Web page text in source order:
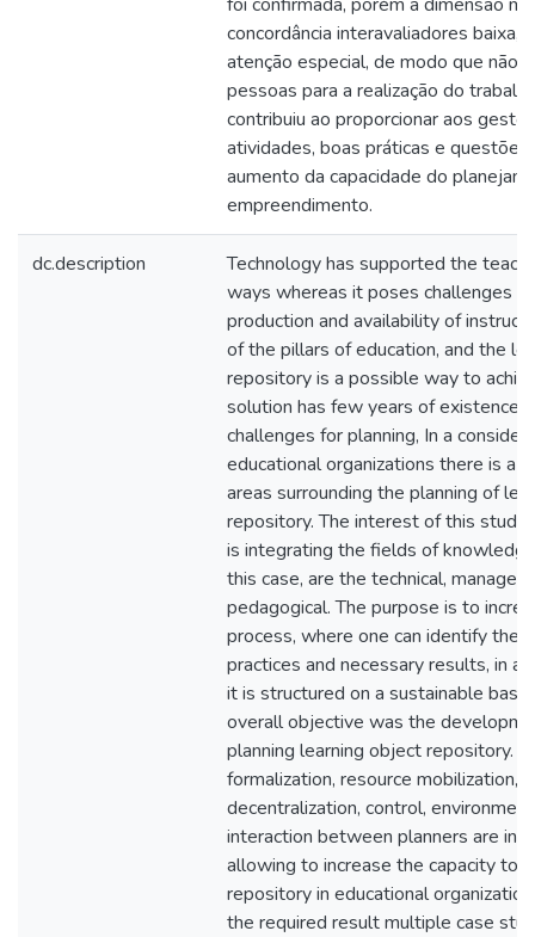
concordância interavaliadores baixa,
atenção especial, de modo que não
pessoas para a realização do
contribuiu ao proporcionar aos
atividades, boas práticas e
aumento da capacidade do
empreendimento.
dc.description
Technology has supported the
ways whereas it poses challenges
production and availability of
of the pillars of education, and the
repository is a possible way to
solution has few years of existence,
challenges for planning, In a
educational organizations there is a
areas surrounding the planning of
repository. The interest of this study
is integrating the fields of
this case, are the technical,
pedagogical. The purpose is to
process, where one can identify the
practices and necessary results, in
it is structured on a sustainable
overall objective was the
planning learning object repository.
formalization, resource mobilization,
decentralization, control,
interaction between planners are
allowing to increase the capacity to
repository in educational
the required result multiple case